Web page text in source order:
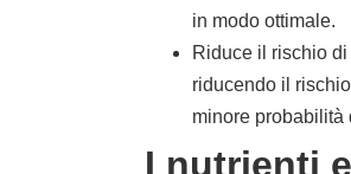
in modo ottimale.
Riduce il rischio
riducendo il
minore probabilità
I nutrienti